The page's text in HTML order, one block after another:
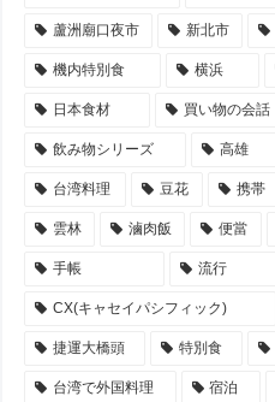
蘆洲廟口夜市 新北市
機内特別食 横浜
日本食材 買い物の会話
飲み物シリーズ 高雄
台湾料理 豆花 携帯
雲林 滷肉飯 便當
手帳 流行
CX(キャセイパシフィック)
捷運大橋頭 特別食
台湾で外国料理 宿泊